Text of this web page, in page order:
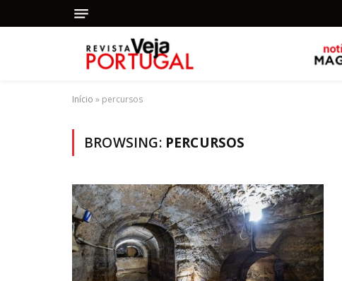
Início » percursos
BROWSING: PERCURSOS